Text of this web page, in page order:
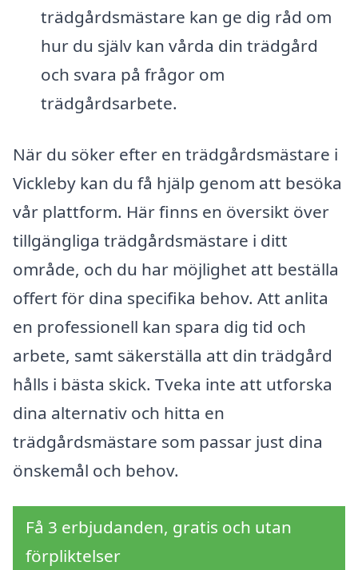
trädgårdsmästare kan ge dig råd om
hur du själv kan vårda din trädgård
och svara på frågor om
trädgårdsarbete.
När du söker efter en trädgårdsmästare i
Vickleby kan du få hjälp genom att besöka
vår plattform. Här finns en översikt över
tillgängliga trädgårdsmästare i ditt
område, och du har möjlighet att beställa
offert för dina specifika behov. Att anlita
en professionell kan spara dig tid och
arbete, samt säkerställa att din trädgård
hålls i bästa skick. Tveka inte att utforska
dina alternativ och hitta en
trädgårdsmästare som passar just dina
önskemål och behov.
Få 3 erbjudanden, gratis och utan
förpliktelser